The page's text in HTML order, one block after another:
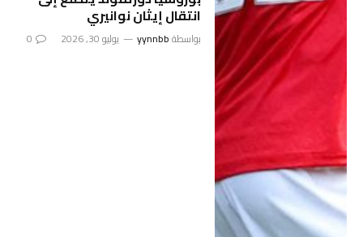
انتقال إيثان نوانيري
بواسطةyynnbb يوليو 30, 2026 0